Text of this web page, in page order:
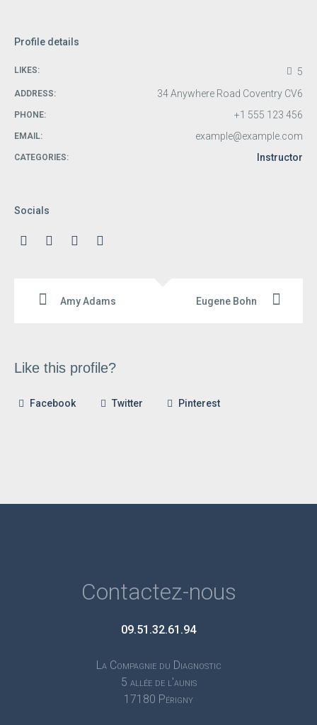
Profile details
LIKES: 5
ADDRESS: 34 Anywhere Road Coventry CV6
PHONE: +1 555 123 456
EMAIL: example@example.com
CATEGORIES: Instructor
Socials
Amy Adams Eugene Bohn
Like this profile?
Facebook Twitter Pinterest
Contactez-nous
09.51.32.61.94
La Compagnie du Diagnostic
5 allée de l'aunis
17180 Périgny